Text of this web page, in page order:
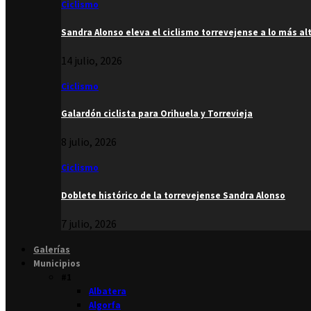
Ciclismo
Sandra Alonso eleva el ciclismo torrevejense a lo más
14 julio, 2026
Ciclismo
Galardón ciclista para Orihuela y Torrevieja
8 julio, 2026
Ciclismo
Doblete histórico de la torrevejense Sandra Alonso
7 julio, 2026
Galerías
Municipios
Albatera
Algorfa